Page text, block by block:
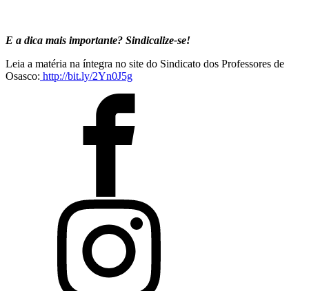
E a dica mais importante? Sindicalize-se!
Leia a matéria na íntegra no site do Sindicato dos Professores de
Osasco: http://bit.ly/2Yn0J5g